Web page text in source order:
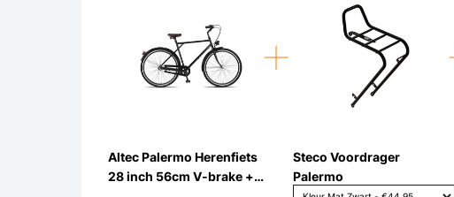
Altec Palermo Herenfiets
28 inch 56cm V-brake +
Steco Voordrager
Palermo